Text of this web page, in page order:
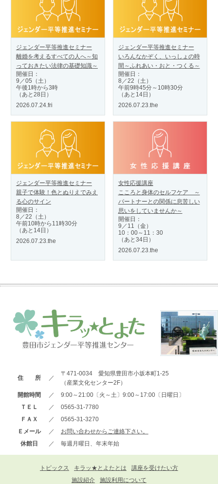
ジェンダー平等推進セミナー
離婚を考えるすべての人へ～知
っておきたい法律の基礎知識～
開催日：
9／05（土）
午後1時から3時
（あと28日）
2026.07.24.fri
ジェンダー平等推進セミナー
いろんなかぞく、いっしょの時
間～ふれあい・おと・つくる～
開催日：
8／22（土）
午前9時45分～10時30分
（あと14日）
2026.07.23.the
ジェンダー平等推進セミナー
親子で体験！色とぬりえでみえ
る心のサイン
開催日：
8／22（土）
午前10時から11時30分
（あと14日）
2026.07.23.the
女性応援講座
こころと身体のセルフケア ～
パートナーとの関係に息苦しい
思いをしていませんか～
開催日：
9／11（金）
10：00～11：30
（あと34日）
2026.07.23.the
住 所 ／
〒471-0034 愛知県豊田市小坂本町1-25
（産業文化センター2F）
開館時間
／
9:00～21:00〔火～土〕9:00～17:00〔日曜日〕
ＴＥＬ
／
0565-31-7780
ＦＡＸ
／
0565-31-3270
Ｅメール
／
お問い合わせからご連絡下さい。
休館日
／ 毎週月曜日、年末年始
トピックス キラッ★とよたとは
講座を受けたい方
施設紹介
施設利用について